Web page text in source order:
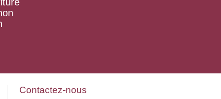
Contactez-nous